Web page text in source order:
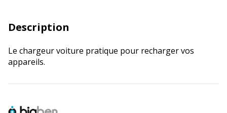
Description
Le chargeur voiture pratique pour recharger vos
appareils.